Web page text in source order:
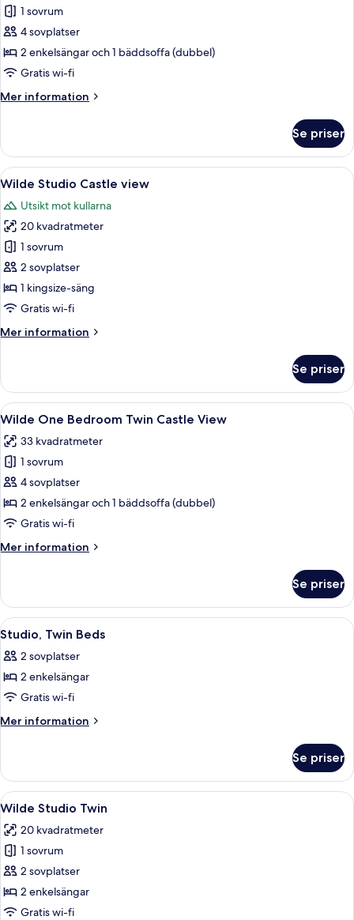
för
Wilde
One
Bedroom
1 sovrum
4 sovplatser
2 enkelsängar och 1 bäddsoffa (dubbel)
Gratis wi-fi
Mer information
Mer
One
Bedroom
Twin
Se priser
Öppna
alla
foton
för
Wilde
Studio
Castle
view
Ett modernt hotellrum med en stor
7
Wilde Studio Castle view
Utsikt mot kullarna
20 kvadratmeter
1 sovrum
2 sovplatser
1 kingsize-säng
Gratis wi-fi
Mer information
Mer
Studio
Castle
view
Se priser
Öppna
alla
foton
för
Wilde
One
Bedroom
Castle
Ett hotellrum med två sängar, ett
5
Wilde One Bedroom Twin Castle View
33 kvadratmeter
1 sovrum
4 sovplatser
2 enkelsängar och 1 bäddsoffa (dubbel)
Gratis wi-fi
Mer information
Mer
One
Bedroom
Twin
View
Se priser
Öppna
alla
foton
för
Studio,
Twin
Minibar, ljudisolering, strykjärn/
33
Studio, Twin Beds
2 sovplatser
2 enkelsängar
Gratis wi-fi
Mer information
Mer
Twin
Beds
Se priser
Öppna
alla
foton
för
Wilde
Studio
Twin
Ett hotellrum med två sängar, en
6
Wilde Studio Twin
20 kvadratmeter
1 sovrum
2 sovplatser
2 enkelsängar
Gratis wi-fi